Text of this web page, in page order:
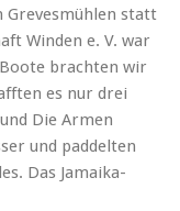
Grevesmühlen statt
Winden e. V. war
brachten wir
es nur drei
Die Armen
und paddelten
Das Jamaika-